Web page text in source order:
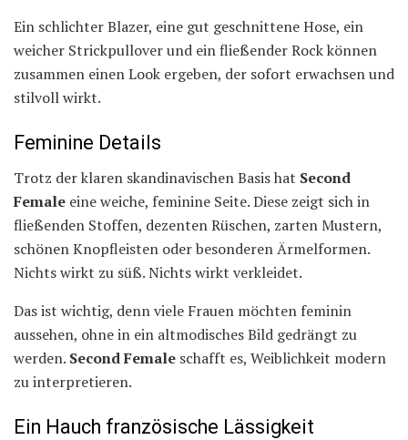
Ein schlichter Blazer, eine gut geschnittene Hose, ein
weicher Strickpullover und ein fließender Rock können
zusammen einen Look ergeben, der sofort erwachsen und
stilvoll wirkt.
Feminine Details
Trotz der klaren skandinavischen Basis hat Second
Female eine weiche, feminine Seite. Diese zeigt sich in
fließenden Stoffen, dezenten Rüschen, zarten Mustern,
schönen Knopfleisten oder besonderen Ärmelformen.
Nichts wirkt zu süß. Nichts wirkt verkleidet.
Das ist wichtig, denn viele Frauen möchten feminin
aussehen, ohne in ein altmodisches Bild gedrängt zu
werden. Second Female schafft es, Weiblichkeit modern
zu interpretieren.
Ein Hauch französische Lässigkeit